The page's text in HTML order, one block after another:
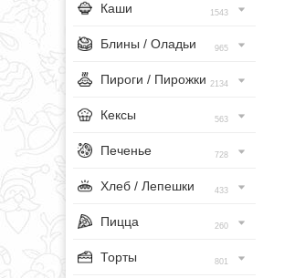
Каши 1543
Блины / Оладьи 965
Пироги / Пирожки 2134
Кексы 563
Печенье 728
Хлеб / Лепешки 433
Пицца 260
Торты 801